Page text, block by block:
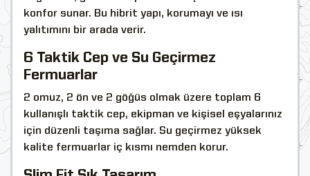
konfor sunar. Bu hibrit yapı, korumayı ve ısı
yalıtımını bir arada verir.
6 Taktik Cep ve Su Geçirmez
Fermuarlar
2 omuz, 2 ön ve 2 göğüs olmak üzere toplam 6
kullanışlı taktik cep, ekipman ve kişisel eşyalarınız
için düzenli taşıma sağlar. Su geçirmez yüksek
kalite fermuarlar iç kısmı nemden korur.